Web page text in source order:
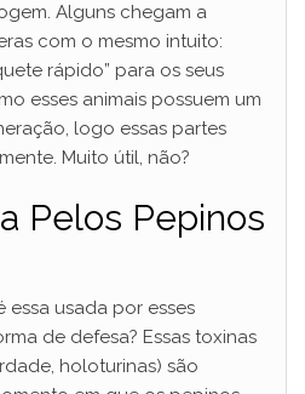
i
d
Alguns chegam a
com o mesmo intuito:
rápido” para os seus
esses animais possuem um
logo essas partes
Muito útil, não?
Pelos Pepinos
essa usada por esses
de defesa? Essas toxinas
holoturinas) são